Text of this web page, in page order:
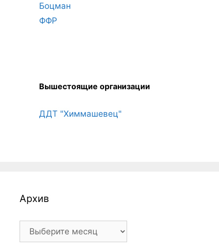
Боцман
ФФР
Вышестоящие организации
ДДТ "Химмашевец"
Архив
Архив